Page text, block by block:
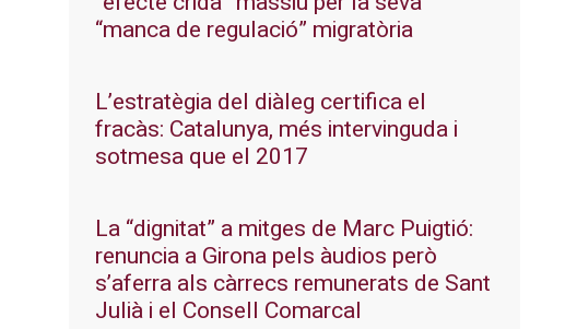
“manca de regulació” migratòria
L’estratègia del diàleg certifica el
fracàs: Catalunya, més intervinguda i
sotmesa que el 2017
La “dignitat” a mitges de Marc Puigtió:
renuncia a Girona pels àudios però
s’aferra als càrrecs remunerats de Sant
Julià i el Consell Comarcal